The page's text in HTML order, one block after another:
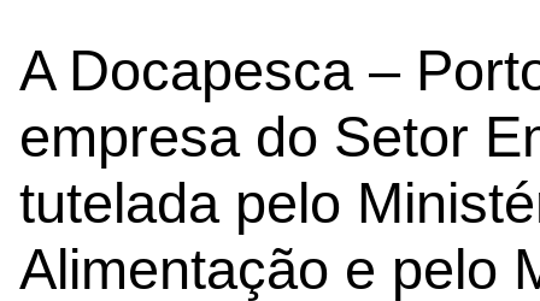
A Docapesca –
empresa do Setor
tutelada pelo
Alimentação e pelo